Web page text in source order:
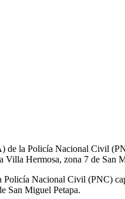
la Policía Nacional Civil
Hermosa, zona 7 de
Nacional Civil (PNC)
San Miguel Petapa.